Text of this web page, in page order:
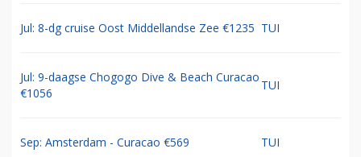
Jul: 8-dg cruise Oost Middellandse Zee €1235 TUI
Jul: 9-daagse Chogogo Dive & Beach Curacao
€1056
TUI
Sep: Amsterdam - Curacao €569 TUI